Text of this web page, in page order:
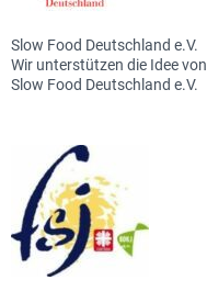
Slow Food Deutschland e.V.
Wir unterstützen die Idee von
Slow Food Deutschland e.V.